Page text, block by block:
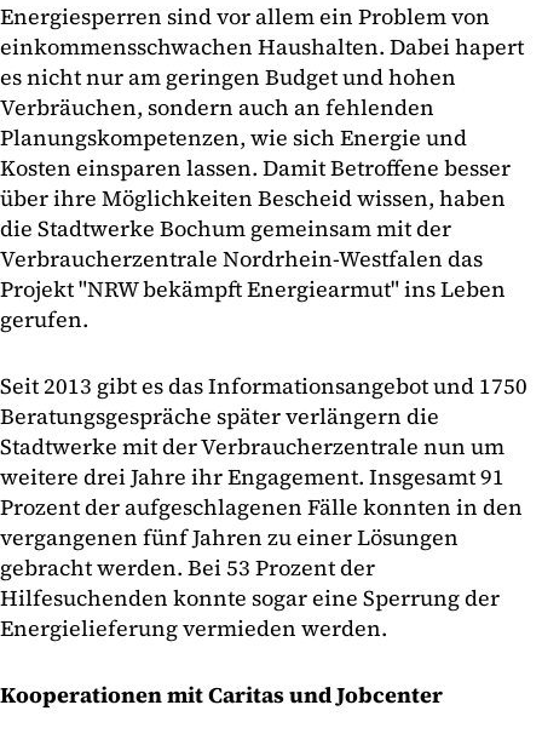
Energiesperren sind vor allem ein Problem von
einkommensschwachen Haushalten. Dabei hapert
es nicht nur am geringen Budget und hohen
Verbräuchen, sondern auch an fehlenden
Planungskompetenzen, wie sich Energie und
Kosten einsparen lassen. Damit Betroffene besser
über ihre Möglichkeiten Bescheid wissen, haben
die Stadtwerke Bochum gemeinsam mit der
Verbraucherzentrale Nordrhein-Westfalen das
Projekt "NRW bekämpft Energiearmut" ins Leben
gerufen.
Seit 2013 gibt es das Informationsangebot und 1750
Beratungsgespräche später verlängern die
Stadtwerke mit der Verbraucherzentrale nun um
weitere drei Jahre ihr Engagement. Insgesamt 91
Prozent der aufgeschlagenen Fälle konnten in den
vergangenen fünf Jahren zu einer Lösungen
gebracht werden. Bei 53 Prozent der
Hilfesuchenden konnte sogar eine Sperrung der
Energielieferung vermieden werden.
Kooperationen mit Caritas und Jobcenter